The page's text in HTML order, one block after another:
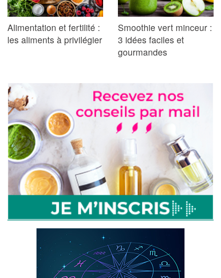
Alimentation et fertilité :
les aliments à privilégier
Smoothie vert minceur :
3 idées faciles et
gourmandes